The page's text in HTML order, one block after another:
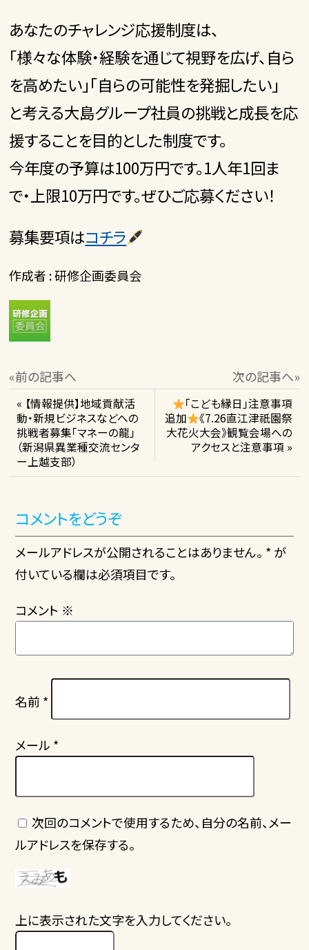
あなたのチャレンジ応援制度は、
「様々な体験・経験を通じて視野を広げ、自ら
を高めたい」「自らの可能性を発掘したい」
と考える大島グループ社員の挑戦と成長を応
援することを目的とした制度です。
今年度の予算は100万円です。1人年1回ま
で・上限10万円です。ぜひご応募ください！
募集要項はコチラ
作成者 : 研修企画委員会
«前の記事へ 次の記事へ»
« 【情報提供】地域貢献活
動・新規ビジネスなどへの
挑戦者募集「マネーの龍」
（新潟県異業種交流センタ
ー上越支部）
「こども縁日」注意事項
追加
《7.26直江津祇園祭
大花火大会》観覧会場への
アクセスと注意事項 »
コメントをどうぞ
メールアドレスが公開されることはありません。 * が
付いている欄は必須項目です。
コメント ※
名前 *
メール *
次回のコメントで使用するため、自分の名前、メー
ルアドレスを保存する。
上に表示された文字を入力してください。